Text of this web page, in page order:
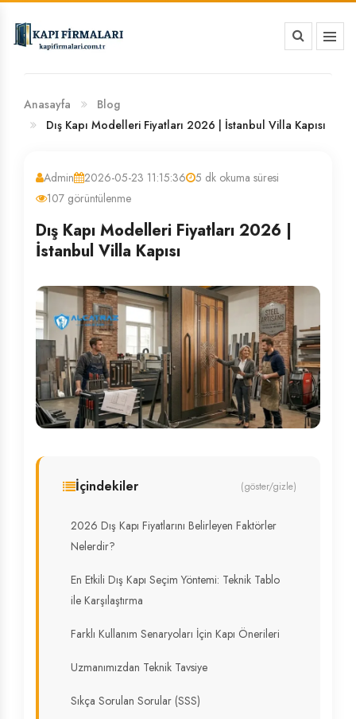
BANKA HESAP NUMARALARIMIZ
Anasayfa
Blog
Dış Kapı Modelleri Fiyatları 2026 | İstanbul Villa Kapısı
Admin 2026-05-23 11:15:36
5 dk okuma süresi
107 görüntülenme
Dış Kapı Modelleri Fiyatları 2026 |
İstanbul Villa Kapısı
İçindekiler (göster/gizle)
2026 Dış Kapı Fiyatlarını Belirleyen Faktörler
Nelerdir?
En Etkili Dış Kapı Seçim Yöntemi: Teknik Tablo
ile Karşılaştırma
Farklı Kullanım Senaryoları İçin Kapı Önerileri
Uzmanımızdan Teknik Tavsiye
Sıkça Sorulan Sorular (SSS)